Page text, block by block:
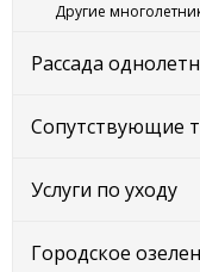
Другие
Рассада
Сопутствующие
Услуги по уходу
Городское